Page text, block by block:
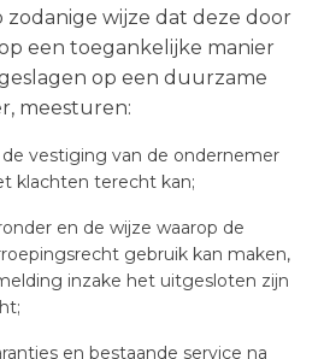
zodanige wijze dat deze door
een toegankelijke manier
op een duurzame
meesturen:
vestiging van de ondernemer
klachten terecht kan;
en de wijze waarop de
gebruik kan maken,
inzake het uitgesloten zijn
en bestaande service na